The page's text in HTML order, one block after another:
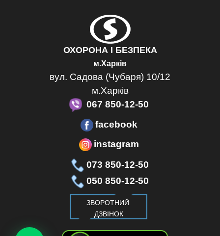
ОХОРОНА І БЕЗПЕКА
м.Харків
вул. Садова (Чубаря) 10/12
м.Харків
067 850-12-50
facebook
instagram
073 850-12-50
050 850-12-50
ЗВОРОТНИЙ
ДЗВІНОК